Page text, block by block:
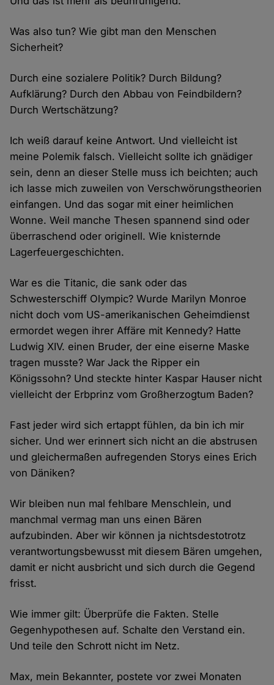
Was also tun? Wie gibt man den Menschen
Sicherheit?
Durch eine sozialere Politik? Durch Bildung?
Aufklärung? Durch den Abbau von Feindbildern?
Durch Wertschätzung?
Ich weiß darauf keine Antwort. Und vielleicht ist
meine Polemik falsch. Vielleicht sollte ich gnädiger
sein, denn an dieser Stelle muss ich beichten; auch
ich lasse mich zuweilen von Verschwörungstheorien
einfangen. Und das sogar mit einer heimlichen
Wonne. Weil manche Thesen spannend sind oder
überraschend oder originell. Wie knisternde
Lagerfeuergeschichten.
War es die Titanic, die sank oder das
Schwesterschiff Olympic? Wurde Marilyn Monroe
nicht doch vom US-amerikanischen Geheimdienst
ermordet wegen ihrer Affäre mit Kennedy? Hatte
Ludwig XIV. einen Bruder, der eine eiserne Maske
tragen musste? War Jack the Ripper ein
Königssohn? Und steckte hinter Kaspar Hauser nicht
vielleicht der Erbprinz vom Großherzogtum Baden?
Fast jeder wird sich ertappt fühlen, da bin ich mir
sicher. Und wer erinnert sich nicht an die abstrusen
und gleichermaßen aufregenden Storys eines Erich
von Däniken?
Wir bleiben nun mal fehlbare Menschlein, und
manchmal vermag man uns einen Bären
aufzubinden. Aber wir können ja nichtsdestotrotz
verantwortungsbewusst mit diesem Bären umgehen,
damit er nicht ausbricht und sich durch die Gegend
frisst.
Wie immer gilt: Überprüfe die Fakten. Stelle
Gegenhypothesen auf. Schalte den Verstand ein.
Und teile den Schrott nicht im Netz.
Max, mein Bekannter, postete vor zwei Monaten